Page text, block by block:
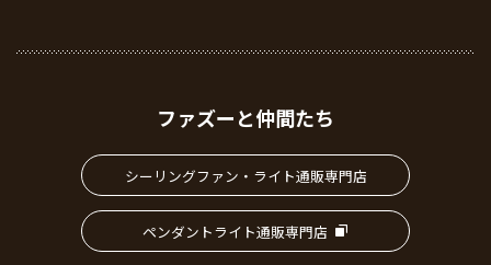
ファズーと仲間たち
シーリングファン・ライト通販専門店
ペンダントライト通販専門店